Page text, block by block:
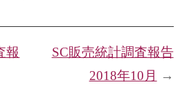
SC販売統計調査報告
2018年10月
→
報